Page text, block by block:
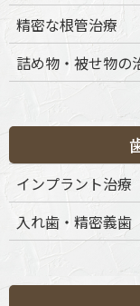
精密な根管治療
詰め物・被せ物の
インプラント治療
入れ歯・精密義歯